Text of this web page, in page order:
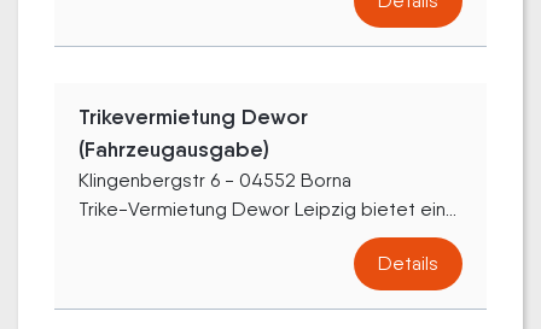
Trikevermietung Dewor
(Fahrzeugausgabe)
Klingenbergstr 6 - 04552 Borna
Trike-Vermietung Dewor Leipzig bietet ein...
Details